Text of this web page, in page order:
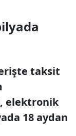
taksit
elektronik
18 aydan